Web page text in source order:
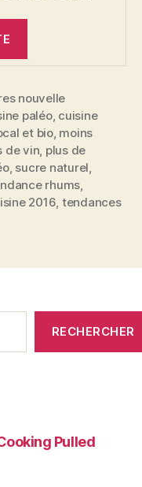
2016 »
nouvelle
paléo, cuisine
et bio, moins
de vin, plus de
, sucre naturel,
rhums,
2016, tendances
RECHERCHER
Pulled